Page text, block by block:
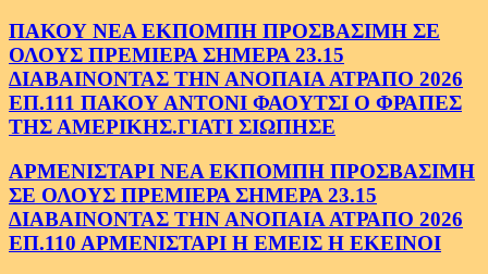
ΠΑΚΟΥ ΝΕΑ ΕΚΠΟΜΠΗ ΠΡΟΣΒΑΣΙΜΗ ΣΕ
ΟΛΟΥΣ ΠΡΕΜΙΕΡΑ ΣΗΜΕΡΑ 23.15
ΔΙΑΒΑΙΝΟΝΤΑΣ ΤΗΝ ΑΝΟΠΑΙΑ ΑΤΡΑΠΟ 2026
ΕΠ.111 ΠΑΚΟΥ ΑΝΤΟΝΙ ΦΑΟΥΤΣΙ Ο ΦΡΑΠΕΣ
ΤΗΣ ΑΜΕΡΙΚΗΣ.ΓΙΑΤΙ ΣΙΩΠΗΣΕ
ΑΡΜΕΝΙΣΤΑΡΙ ΝΕΑ ΕΚΠΟΜΠΗ ΠΡΟΣΒΑΣΙΜΗ
ΣΕ ΟΛΟΥΣ ΠΡΕΜΙΕΡΑ ΣΗΜΕΡΑ 23.15
ΔΙΑΒΑΙΝΟΝΤΑΣ ΤΗΝ ΑΝΟΠΑΙΑ ΑΤΡΑΠΟ 2026
ΕΠ.110 ΑΡΜΕΝΙΣΤΑΡΙ Η ΕΜΕΙΣ Η ΕΚΕΙΝΟΙ